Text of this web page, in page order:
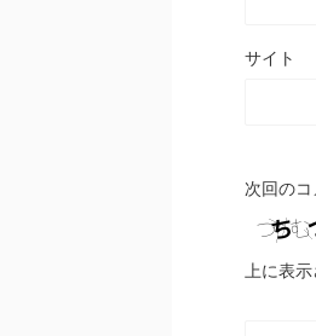
サイト
次回の
上に表